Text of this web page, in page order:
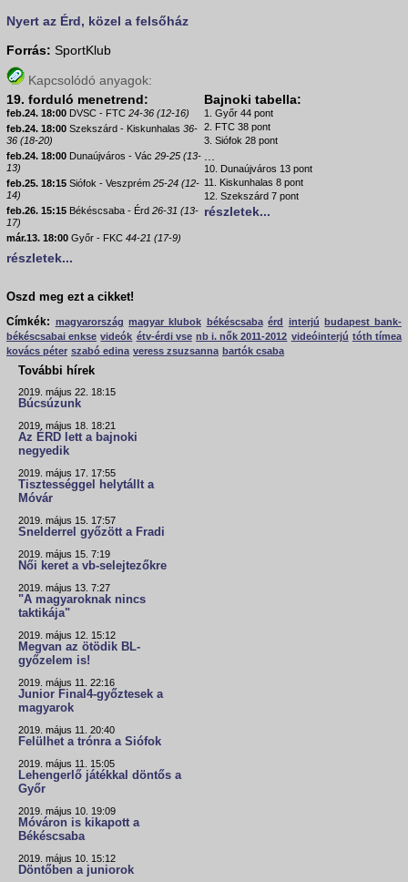
Nyert az Érd, közel a felsőház
Forrás: SportKlub
Kapcsolódó anyagok:
19. forduló menetrend:
feb.24. 18:00 DVSC - FTC 24-36 (12-16)
feb.24. 18:00 Szekszárd - Kiskunhalas 36-
36 (18-20)
feb.24. 18:00 Dunaújváros - Vác 29-25 (13-
13)
feb.25. 18:15 Siófok - Veszprém 25-24 (12-
14)
feb.26. 15:15 Békéscsaba - Érd 26-31 (13-
17)
már.13. 18:00 Győr - FKC 44-21 (17-9)
részletek...
Bajnoki tabella:
1. Győr 44 pont
2. FTC 38 pont
3. Siófok 28 pont
...
10. Dunaújváros 13 pont
11. Kiskunhalas 8 pont
12. Szekszárd 7 pont
részletek...
Oszd meg ezt a cikket!
Címkék: magyarország magyar klubok békéscsaba érd interjú
budapest bank-
békéscsabai enkse videók étv-érdi vse nb i. nők 2011-2012 videóinterjú tóth tímea
kovács péter szabó edina veress zsuzsanna bartók csaba
További hírek
2019. május 22. 18:15
Búcsúzunk
2019. május 18. 18:21
Az ÉRD lett a bajnoki
negyedik
2019. május 17. 17:55
Tisztességgel helytállt a
Móvár
2019. május 15. 17:57
Snelderrel győzött a Fradi
2019. május 15. 7:19
Női keret a vb-selejtezőkre
2019. május 13. 7:27
"A magyaroknak nincs
taktikája"
2019. május 12. 15:12
Megvan az ötödik BL-
győzelem is!
2019. május 11. 22:16
Junior Final4-győztesek a
magyarok
2019. május 11. 20:40
Felülhet a trónra a Siófok
2019. május 11. 15:05
Lehengerlő játékkal döntős a
Győr
2019. május 10. 19:09
Móváron is kikapott a
Békéscsaba
2019. május 10. 15:12
Döntőben a juniorok